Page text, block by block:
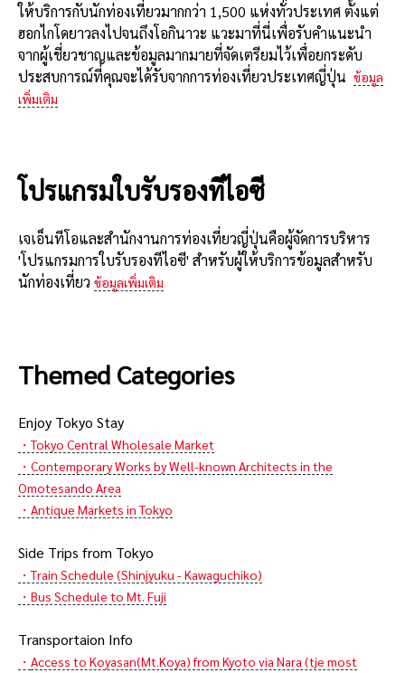
ให้บริการกับนักท่องเที่ยวมากกว่า 1,500 แห่งทั่วประเทศ ตั้งแต่
ฮอกไกโดยาวลงไปจนถึงโอกินาวะ แวะมาที่นี่เพื่อรับคำแนะนำ
จากผู้เชี่ยวชาญและข้อมูลมากมายที่จัดเตรียมไว้เพื่อยกระดับ
ประสบการณ์ที่คุณจะได้รับจากการท่องเที่ยวประเทศญี่ปุ่น ข้อมูล
เพิ่มเติม
โปรแกรมใบรับรองทีไอซี
เจเอ็นทีโอและสำนักงานการท่องเที่ยวญี่ปุ่นคือผู้จัดการบริหาร
'โปรแกรมการใบรับรองทีไอซี' สำหรับผู้ให้บริการข้อมูลสำหรับ
นักท่องเที่ยว ข้อมูลเพิ่มเติม
Themed Categories
Enjoy Tokyo Stay
・Tokyo Central Wholesale Market
・Contemporary Works by Well-known Architects in the
Omotesando Area
・Antique Markets in Tokyo
Side Trips from Tokyo
・Train Schedule (Shinjyuku - Kawaguchiko)
・Bus Schedule to Mt. Fuji
Transportaion Info
・ Access to Koyasan(Mt.Koya) from Kyoto via Nara (tje most